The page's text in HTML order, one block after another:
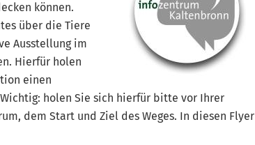
können.
über die Tiere
Ausstellung im
Hierfür holen
einen
holen Sie sich hierfür bitte vor Ihrer
dem Start und Ziel des Weges. In diesen Flyer